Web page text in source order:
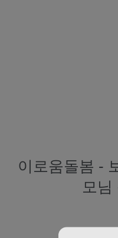
이로움돌봄 -
모님